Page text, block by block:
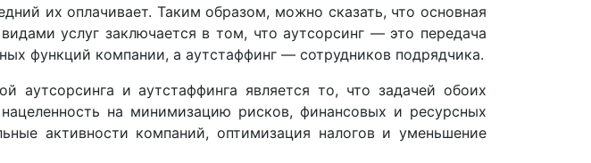
их оплачивает. Таким образом, можно сказать, что основная
услуг заключается в том, что аутсорсинг — это передача
функций компании, а аутстаффинг — сотрудников подрядчика.
аутсорсинга и аутстаффинга является то, что задачей обоих
нацеленность на минимизацию рисков, финансовых и ресурсных
активности компаний, оптимизация налогов и уменьшение